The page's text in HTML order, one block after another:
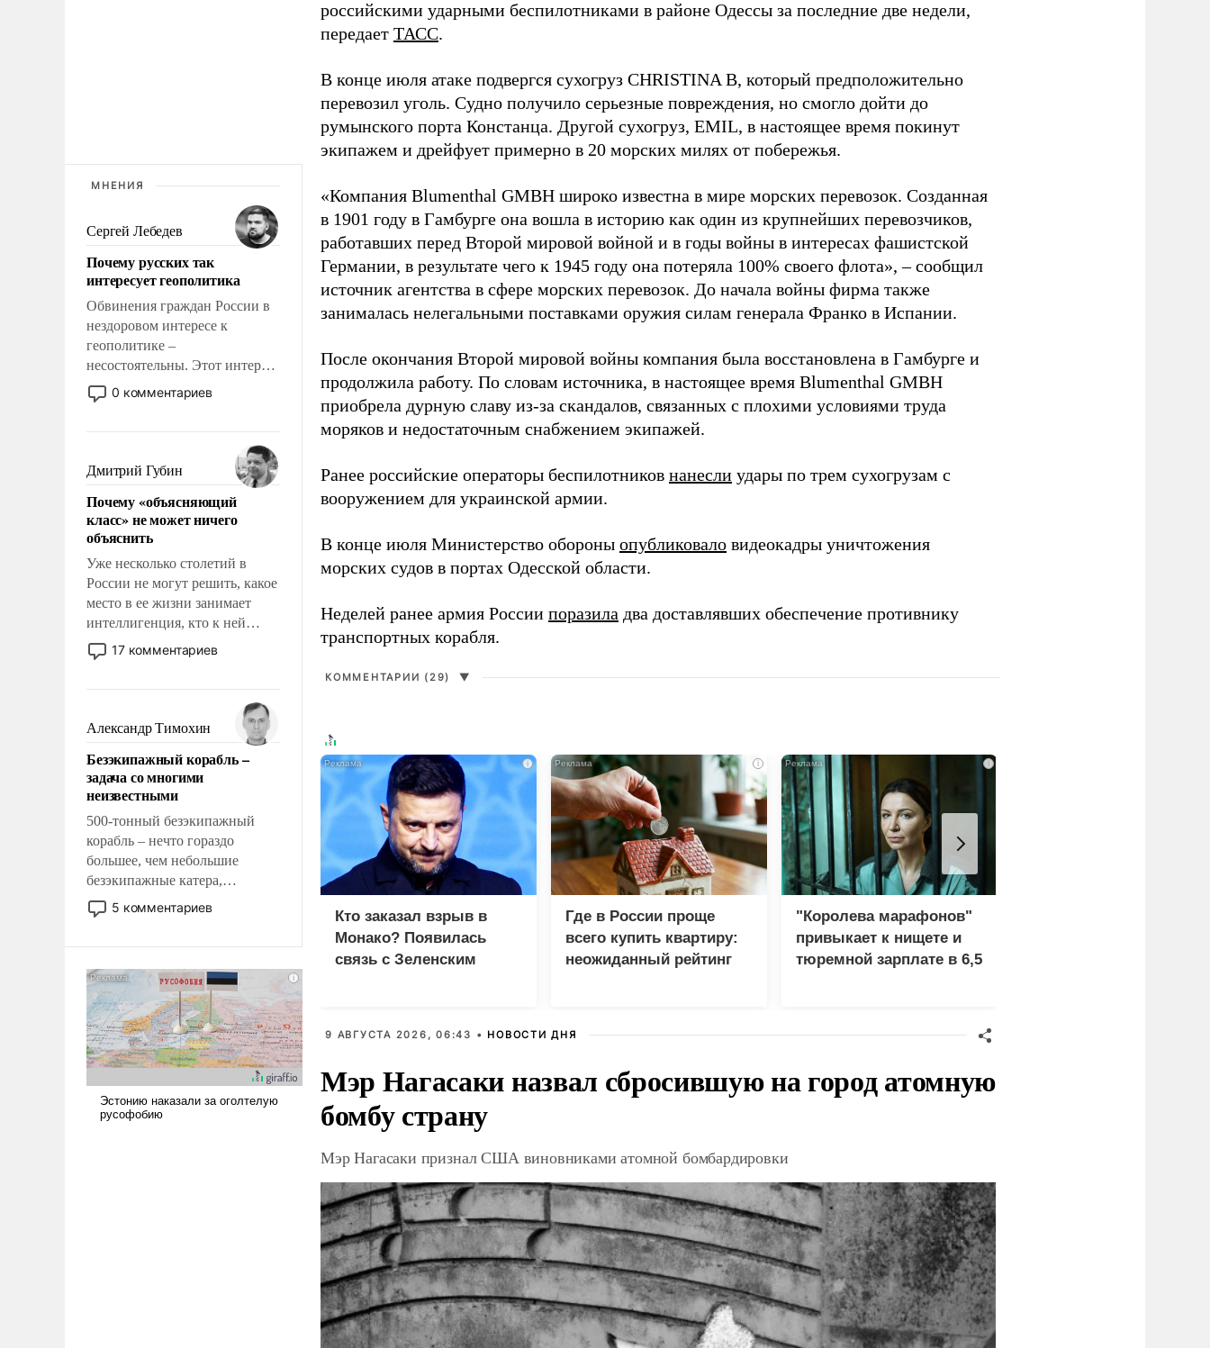
МНЕНИЯ
Сергей Лебедев
Почему русских так
интересует геополитика
Обвинения граждан России в
нездоровом интересе к
геополитике –
несостоятельны. Этот интерес
рационален и прагматичен. Он
обусловлен тысячелетним
фундаментальным знанием,
что мировая политика имеет
свойство заявляться на порог
нашего дома.
0 комментариев
Дмитрий Губин
Почему «объясняющий
класс» не может ничего
объяснить
Уже несколько столетий в
России не могут решить, какое
место в ее жизни занимает
интеллигенция, кто к ней
принадлежит, а кого из нее
исключили с правом
чем она отличается от просто
образованных людей. Иногда
казалось, что эти вопросы
решены раз и навсегда, но –
нет, не решены.
17 комментариев
Александр Тимохин
Безэкипажный корабль –
задача со многими
неизвестными
500-тонный безэкипажный
корабль – нечто гораздо
большее, чем небольшие
безэкипажные катера,
применение которых уже
стало обыденностью. Задача по
и ее реализация радикально
поднимет наши боевые
возможности.
5 комментариев
российскими ударными беспилотниками в районе Одессы за последние две недели,
передает ТАСС.
В конце июля атаке подвергся сухогруз CHRISTINA B, который предположительно
перевозил уголь. Судно получило серьезные повреждения, но смогло дойти до
румынского порта Констанца. Другой сухогруз, EMIL, в настоящее время покинут
экипажем и дрейфует примерно в 20 морских милях от побережья.
«Компания Blumenthal GMBH широко известна в мире морских перевозок. Созданная
в 1901 году в Гамбурге она вошла в историю как один из крупнейших перевозчиков,
работавших перед Второй мировой войной и в годы войны в интересах фашистской
Германии, в результате чего к 1945 году она потеряла 100% своего флота», – сообщил
источник агентства в сфере морских перевозок. До начала войны фирма также
занималась нелегальными поставками оружия силам генерала Франко в Испании.
После окончания Второй мировой войны компания была восстановлена в Гамбурге и
продолжила работу. По словам источника, в настоящее время Blumenthal GMBH
приобрела дурную славу из-за скандалов, связанных с плохими условиями труда
моряков и недостаточным снабжением экипажей.
Ранее российские операторы беспилотников нанесли удары по трем сухогрузам с
вооружением для украинской армии.
В конце июля Министерство обороны опубликовало видеокадры уничтожения
морских судов в портах Одесской области.
Неделей ранее армия России поразила два доставлявших обеспечение противнику
транспортных корабля.
КОММЕНТАРИИ (29) ▼
i
Кто заказал взрыв в
Монако? Появилась
связь с Зеленским
i
Где в России проще
всего купить квартиру:
неожиданный рейтинг
i
"Королева марафонов"
привыкает к нищете и
тюремной зарплате в 6,5
9 АВГУСТА 2026, 06:43 • НОВОСТИ ДНЯ
Мэр Нагасаки назвал сбросившую на город атомную
бомбу страну
Мэр Нагасаки признал США виновниками атомной бомбардировки